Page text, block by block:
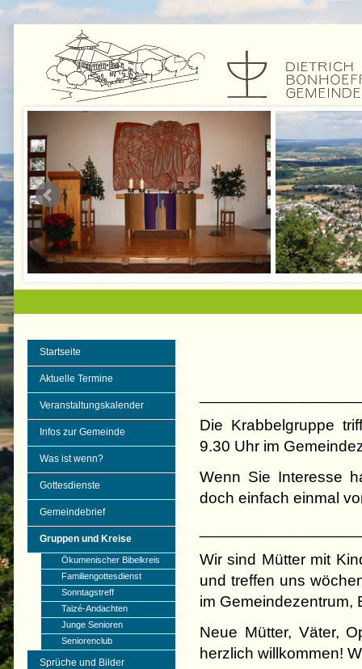
Startseite
Aktuelle Termine
Veranstaltungskalender
Infos zur Gemeinde
Was ist wenn?
Gottesdienste
Gemeindebrief
Gruppen und Kreise
Ökumenischer Bibelkreis
Familiengottesdienst
Sonntagstreff
Taizé-Andachten
Junge Senioren
Seniorenclub
Sprüche und Bilder
Die Krabbelgruppe
9.30 Uhr im
Wenn Sie Interesse
doch einfach einmal
Wir sind Mütter mit
und treffen uns
im Gemeindezentrum,
Neue Mütter, Väter,
herzlich willkommen!